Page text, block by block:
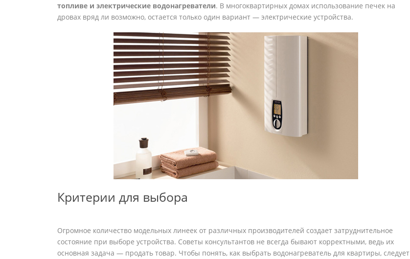
топливе и электрические водонагреватели. В многоквартирных домах использование печек на
дровах вряд ли возможно, остается только один вариант — электрические устройства.
Критерии для выбора
Огромное количество модельных линеек от различных производителей создает затруднительное
состояние при выборе устройства. Советы консультантов не всегда бывают корректными, ведь их
основная задача — продать товар. Чтобы понять, как выбрать водонагреватель для квартиры, следует